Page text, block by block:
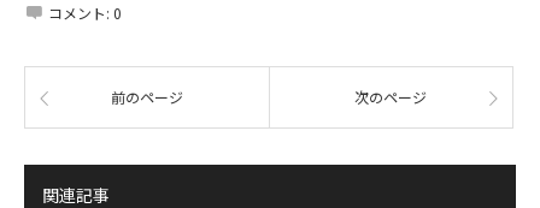
コメント: 0
前のページ 次のページ
関連記事